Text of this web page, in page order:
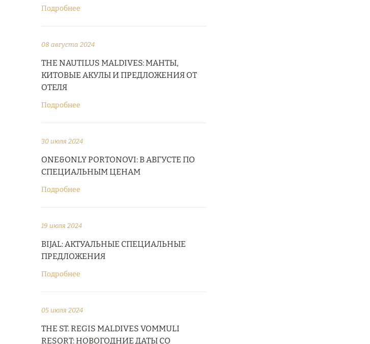
Подробнее
08 августа 2024
THE NAUTILUS MALDIVES: МАНТЫ,
КИТОВЫЕ АКУЛЫ И ПРЕДЛОЖЕНИЯ ОТ
ОТЕЛЯ
Подробнее
30 июля 2024
ONE&ONLY PORTONOVI: В АВГУСТЕ ПО
СПЕЦИАЛЬНЫМ ЦЕНАМ
Подробнее
19 июля 2024
BIJAL: АКТУАЛЬНЫЕ СПЕЦИАЛЬНЫЕ
ПРЕДЛОЖЕНИЯ
Подробнее
05 июля 2024
THE ST. REGIS MALDIVES VOMMULI
RESORT: НОВОГОДНИЕ ДАТЫ СО